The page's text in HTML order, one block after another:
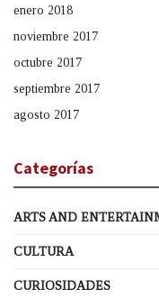
enero 2018
noviembre 2017
octubre 2017
septiembre 2017
agosto 2017
Categorías
ARTS AND
CULTURA
CURIOSIDADES